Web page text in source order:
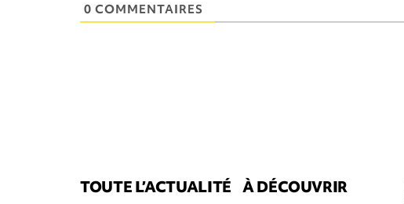
0 COMMENTAIRES
TOUTE L’ACTUALITÉ À DÉCOUVRIR